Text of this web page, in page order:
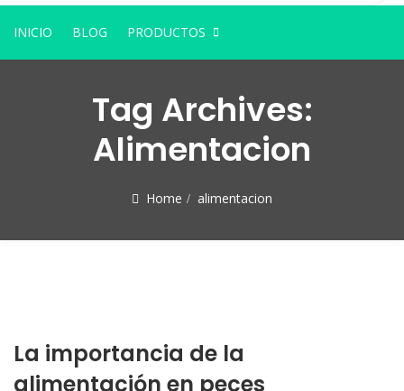
INICIO BLOG PRODUCTOS
Tag Archives:
Alimentacion
Home alimentacion
La importancia de la
alimentación en peces